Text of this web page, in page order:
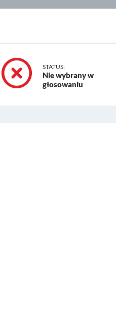
STATUS:
Nie wybrany w
głosowaniu